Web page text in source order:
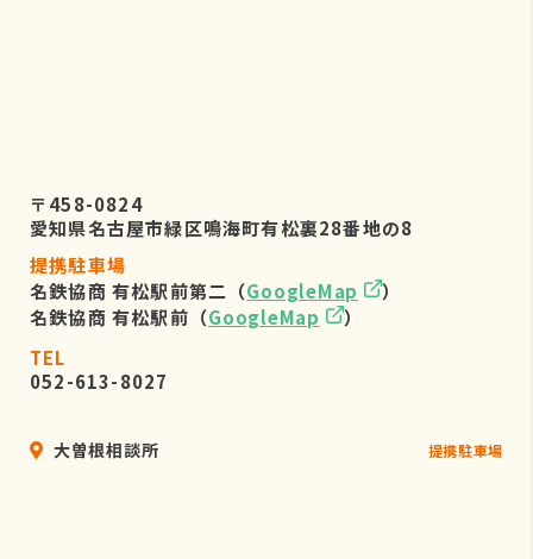
お客様がご自身の個人情報を弊社に提
供されるか否かは、お客様のご判断に
よりますが、もしご提供されない場合
には、適切なサービスが提供できない
場合がありますので予めご了承くださ
〒458-0824
愛知県名古屋市緑区鳴海町有松裏28番地の8
提携駐車場
名鉄協商 有松駅前第二（GoogleMap
）
名鉄協商 有松駅前（GoogleMap
）
TEL
052-613-8027
大曽根相談所 提携駐車場